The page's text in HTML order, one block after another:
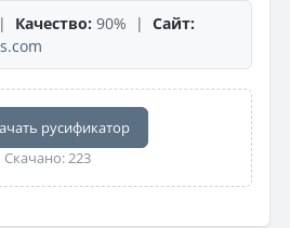
Качество: 90% | Сайт:
русификатор
Скачано: 223